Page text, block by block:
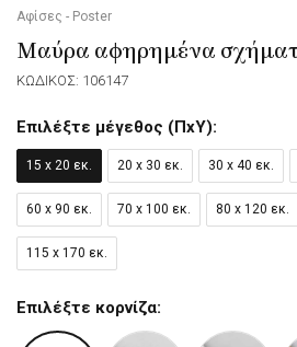
Αφίσες - Poster
Μαύρα αφηρημένα
ΚΩΔΙΚΟΣ: 106147
Επιλέξτε μέγεθος (ΠxΥ):
15 x 20 εκ. 20 x 30 εκ. 30 x 40 εκ.
60 x 90 εκ. 70 x 100 εκ. 80 x 120 εκ.
115 x 170 εκ.
Επιλέξτε κορνίζα: